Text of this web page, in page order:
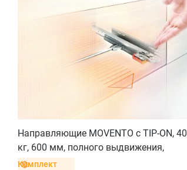
Направляющие MOVENTO с TIP-ON, 40
кг, 600 мм, полного выдвижения,
комплект
Комплект